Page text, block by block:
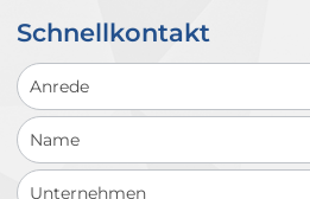
Schnellkontakt
Schnellkontakt